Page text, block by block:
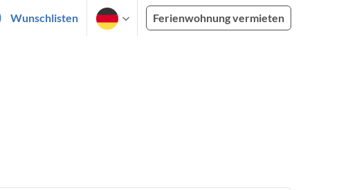
Wunschlisten Ferienwohnung vermieten